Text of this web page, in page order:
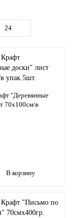
"Деревянные
70х100см/в
В корзину